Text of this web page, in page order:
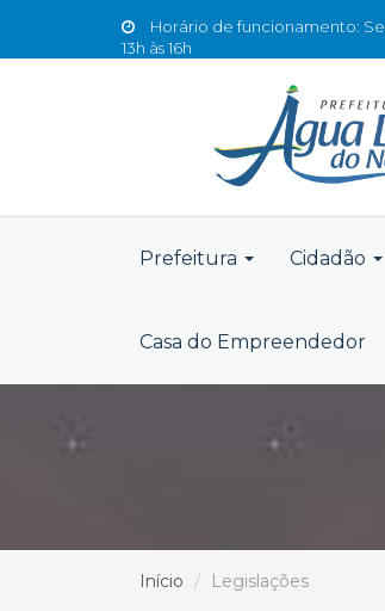
Horário de funcionamento:
13h às 16h
Prefeitura Cidadão
Casa do Empreendedor
Início Legislações